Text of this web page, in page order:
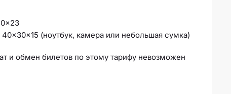
(ноутбук, камера или небольшая сумка)
и обмен билетов по этому тарифу невозможен